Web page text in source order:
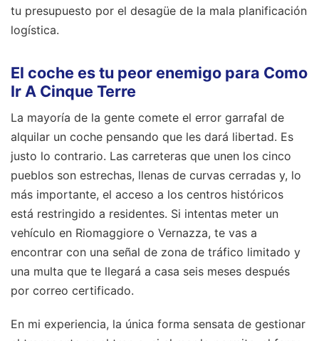
tu presupuesto por el desagüe de la mala planificación
logística.
El coche es tu peor enemigo para Como
Ir A Cinque Terre
La mayoría de la gente comete el error garrafal de
alquilar un coche pensando que les dará libertad. Es
justo lo contrario. Las carreteras que unen los cinco
pueblos son estrechas, llenas de curvas cerradas y, lo
más importante, el acceso a los centros históricos
está restringido a residentes. Si intentas meter un
vehículo en Riomaggiore o Vernazza, te vas a
encontrar con una señal de zona de tráfico limitado y
una multa que te llegará a casa seis meses después
por correo certificado.
En mi experiencia, la única forma sensata de gestionar